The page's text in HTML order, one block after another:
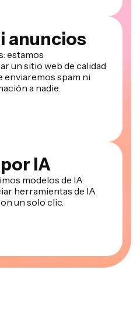
anuncios
estamos
un sitio web de calidad
enviaremos spam ni
a nadie.
IA
modelos de IA
herramientas de IA
un solo clic.